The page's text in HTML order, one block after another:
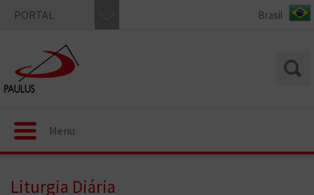
PORTAL
Menu
Liturgia Diária